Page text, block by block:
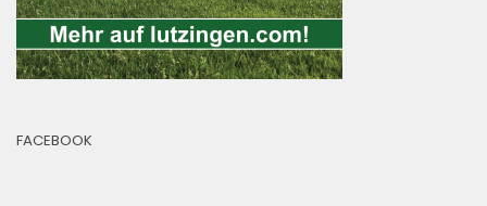
FACEBOOK